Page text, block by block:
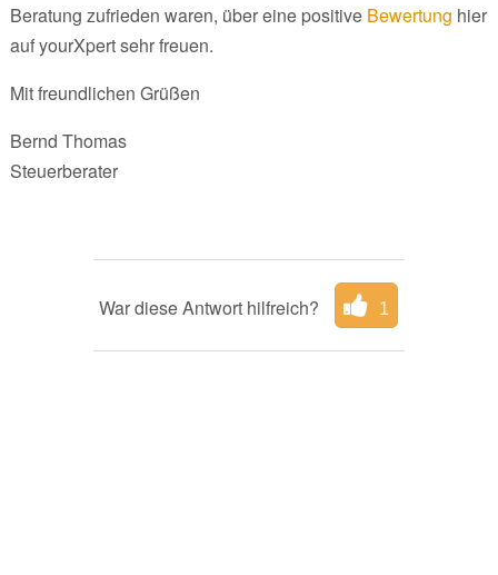
Beratung zufrieden waren, über eine positive Bewertung hier
auf yourXpert sehr freuen.
Mit freundlichen Grüßen
Bernd Thomas
Steuerberater
War diese Antwort hilfreich? 1